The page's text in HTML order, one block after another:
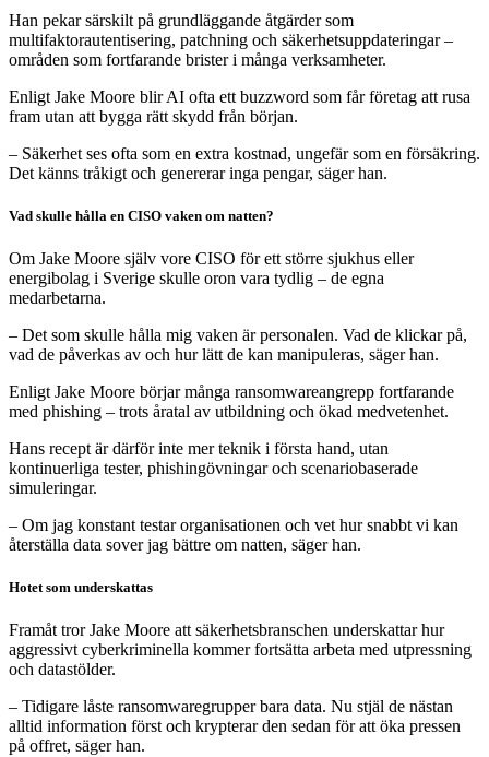
Han pekar särskilt på grundläggande åtgärder som
multifaktorautentisering, patchning och säkerhetsuppdateringar –
områden som fortfarande brister i många verksamheter.
Enligt Jake Moore blir AI ofta ett buzzword som får företag att rusa
fram utan att bygga rätt skydd från början.
– Säkerhet ses ofta som en extra kostnad, ungefär som en försäkring.
Det känns tråkigt och genererar inga pengar, säger han.
Vad skulle hålla en CISO vaken om natten?
Om Jake Moore själv vore CISO för ett större sjukhus eller
energibolag i Sverige skulle oron vara tydlig – de egna
medarbetarna.
– Det som skulle hålla mig vaken är personalen. Vad de klickar på,
vad de påverkas av och hur lätt de kan manipuleras, säger han.
Enligt Jake Moore börjar många ransomwareangrepp fortfarande
med phishing – trots åratal av utbildning och ökad medvetenhet.
Hans recept är därför inte mer teknik i första hand, utan
kontinuerliga tester, phishingövningar och scenariobaserade
simuleringar.
– Om jag konstant testar organisationen och vet hur snabbt vi kan
återställa data sover jag bättre om natten, säger han.
Hotet som underskattas
Framåt tror Jake Moore att säkerhetsbranschen underskattar hur
aggressivt cyberkriminella kommer fortsätta arbeta med utpressning
och datastölder.
– Tidigare låste ransomwaregrupper bara data. Nu stjäl de nästan
alltid information först och krypterar den sedan för att öka pressen
på offret, säger han.